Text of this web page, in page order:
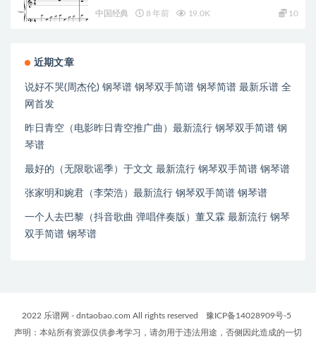
中国经典 8 年前 19.0K 10
近期文章
说好不哭(周杰伦) 钢琴谱 钢琴双手简谱 钢琴简谱 最新乐谱 全
网首发
昨日青空（电影昨日青空推广曲）最新流行 钢琴双手简谱 钢
琴谱
最好的（无限歌谣季）于文文 最新流行 钢琴双手简谱 钢琴谱
张家明和婉君（李荣浩）最新流行 钢琴双手简谱 钢琴谱
一个人去巴黎（抖音歌曲 弹唱伴奏版）董又霖 最新流行 钢琴
双手简谱 钢琴谱
2022 乐谱网 - dntaobao.com All rights reserved
豫ICP备14028909号-5
声明：本站所有资源仅供参考学习，请勿用于违法用途，否侧因此造成的一切